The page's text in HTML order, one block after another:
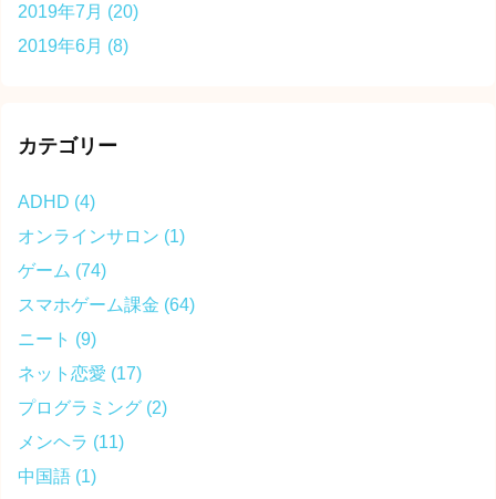
2019年7月 (20)
2019年6月 (8)
カテゴリー
ADHD (4)
オンラインサロン (1)
ゲーム (74)
スマホゲーム課金 (64)
ニート (9)
ネット恋愛 (17)
プログラミング (2)
メンヘラ (11)
中国語 (1)